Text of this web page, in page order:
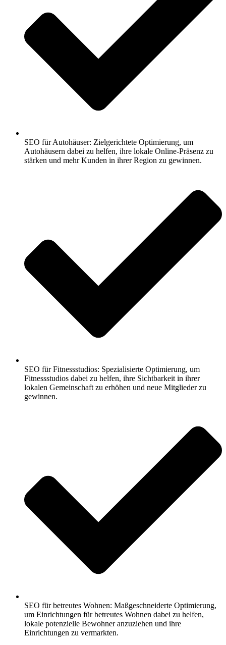
SEO für Autohäuser: Zielgerichtete Optimierung, um
Autohäusern dabei zu helfen, ihre lokale Online-Präsenz zu
stärken und mehr Kunden in ihrer Region zu gewinnen.
SEO für Fitnessstudios: Spezialisierte Optimierung, um
Fitnessstudios dabei zu helfen, ihre Sichtbarkeit in ihrer
lokalen Gemeinschaft zu erhöhen und neue Mitglieder zu
gewinnen.
SEO für betreutes Wohnen: Maßgeschneiderte Optimierung,
um Einrichtungen für betreutes Wohnen dabei zu helfen,
lokale potenzielle Bewohner anzuziehen und ihre
Einrichtungen zu vermarkten.